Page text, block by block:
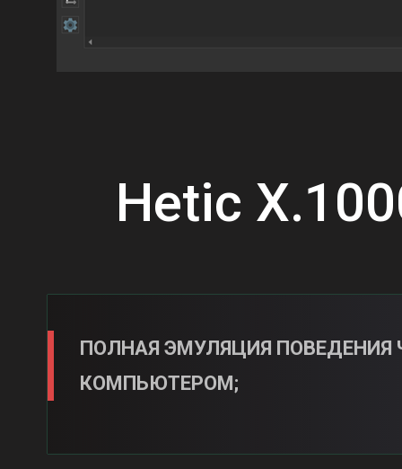
Hetic
ПОЛНАЯ ЭМУЛЯЦИЯ ПОВЕДЕНИЯ
КОМПЬЮТЕРОМ;